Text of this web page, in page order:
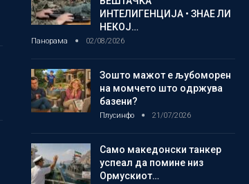
ИНТЕЛИГЕНЦИЈА • ЗНАЕ ЛИ
НЕКОЈ…
Панорама 02/08/2026
Зошто мажот е љубоморен
на момчето што одржува
базени?
Плусинфо 21/07/2026
Само македонски танкер
успеал да помине низ
Ормускиот…